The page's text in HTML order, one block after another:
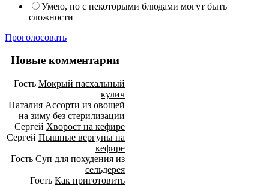
Умею, но с некоторыми блюдами могут быть
сложности
Проголосовать
Новые комментарии
Гость Мокрый пасхальный
кулич
Наталия Ассорти из овощей
на зиму без стерилизации
Сергей Хворост на кефире
Сергей Пышные вергуны на
кефире
Гость Суп для похудения из
сельдерея
Гость Как приготовить